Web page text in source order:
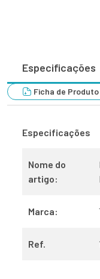
Especificações
Ficha de Produto
Especificações
Nome do
artigo:
Marca:
Ref.